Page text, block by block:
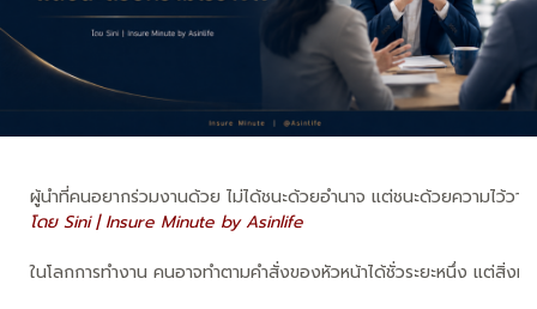
ผู้นำที่คนอยากร่วมงานด้วย ไม่ได้ชนะด้วยอำนาจ แต่ชนะด้วยความไว้วาง
โดย Sini | Insure Minute by Asinlife
ในโลกการทำงาน คนอาจทำตามคำสั่งของหัวหน้าได้ชั่วระยะหนึ่ง แต่สิ่ง